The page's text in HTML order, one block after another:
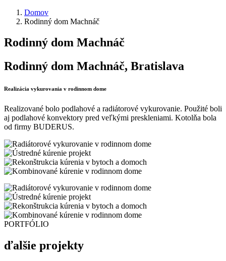
Domov
Rodinný dom Machnáč
Rodinný dom Machnáč
Rodinný dom Machnáč, Bratislava
Realizácia vykurovania v rodinnom dome
Realizované bolo podlahové a radiátorové vykurovanie. Použité boli
aj podlahové konvektory pred veľkými preskleniami. Kotolňa bola
od firmy BUDERUS.
PORTFÓLIO
ďalšie projekty